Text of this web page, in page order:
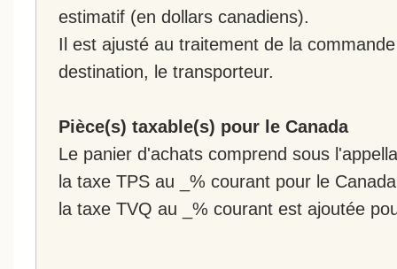
estimatif (en dollars canadiens).
Il est ajusté au traitement de la
destination, le transporteur.
Pièce(s) taxable(s) pour le Canada
Le panier d'achats comprend sous
la taxe TPS au _% courant pour le
la taxe TVQ au _% courant est ajoutée